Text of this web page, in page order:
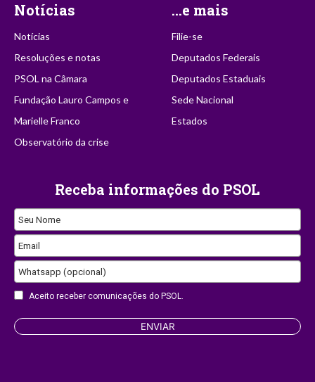
Notícias
Notícias
Resoluções e notas
PSOL na Câmara
Fundação Lauro Campos e
Marielle Franco
Observatório da crise
...e mais
Filie-se
Deputados Federais
Deputados Estaduais
Sede Nacional
Estados
Receba informações do PSOL
Seu Nome
Email
Whatsapp (opcional)
Aceito receber comunicações do PSOL.
ENVIAR